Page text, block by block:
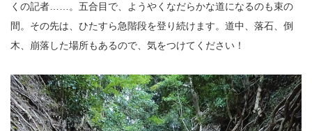
くの記者……。五合目で、ようやくなだらかな道になるのも束の
間。その先は、ひたすら急階段を登り続けます。道中、落石、倒
木、崩落した場所もあるので、気をつけてください！